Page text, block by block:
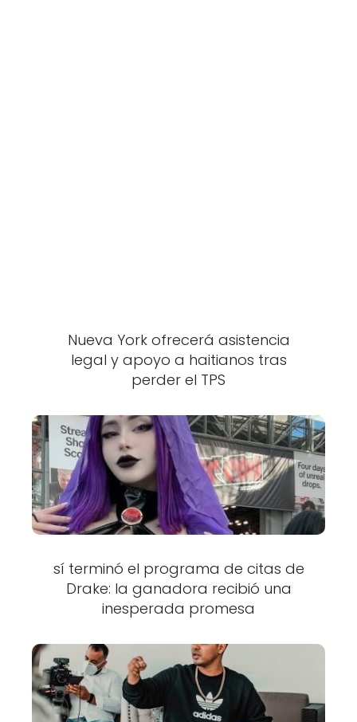
Nueva York ofrecerá asistencia
legal y apoyo a haitianos tras
perder el TPS
sí terminó el programa de citas de
Drake: la ganadora recibió una
inesperada promesa